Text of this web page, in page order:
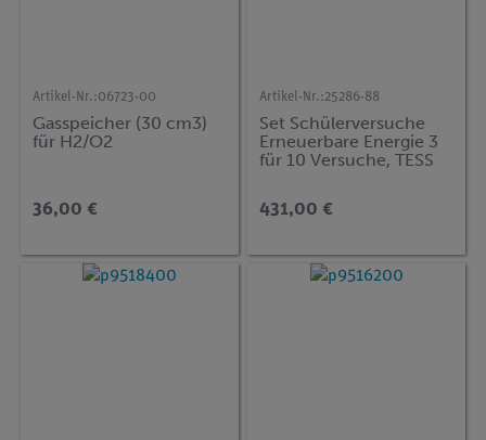
Artikel-Nr.:06723-00
Gasspeicher (30 cm3)
für H2/O2
36,00 €
Artikel-Nr.:25286-88
Set Schülerversuche
Erneuerbare Energie 3
für 10 Versuche, TESS
431,00 €